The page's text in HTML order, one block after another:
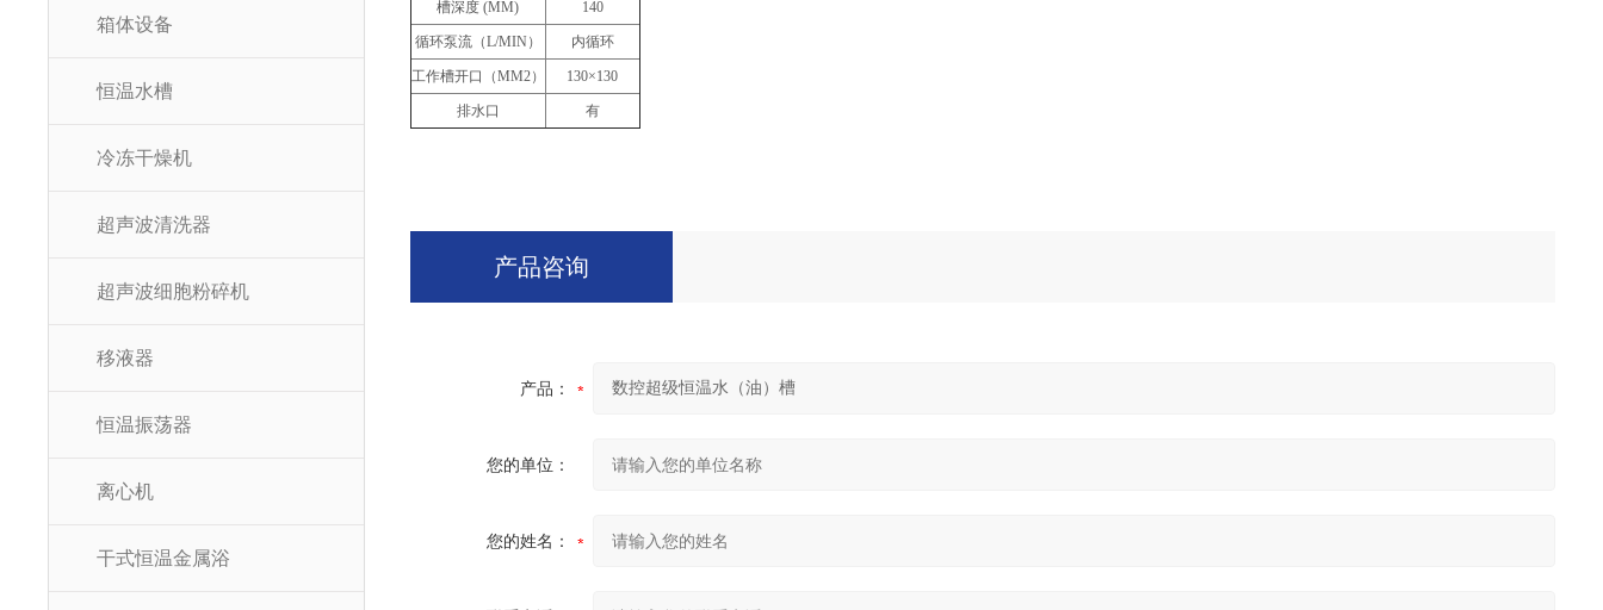
箱体设备
恒温水槽
冷冻干燥机
超声波清洗器
超声波细胞粉碎机
移液器
恒温振荡器
离心机
干式恒温金属浴
槽深度 (MM) 140
循环泵流（L/MIN） 内循环
工作槽开口（MM2） 130×130
排水口 有
产品咨询
产品：
您的单位：
您的姓名：